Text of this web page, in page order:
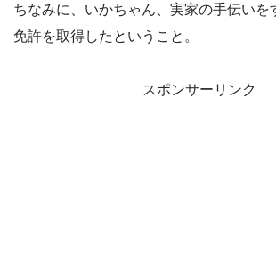
ちなみに、いかちゃん、実家の手伝いを
免許を取得したということ。
スポンサーリンク